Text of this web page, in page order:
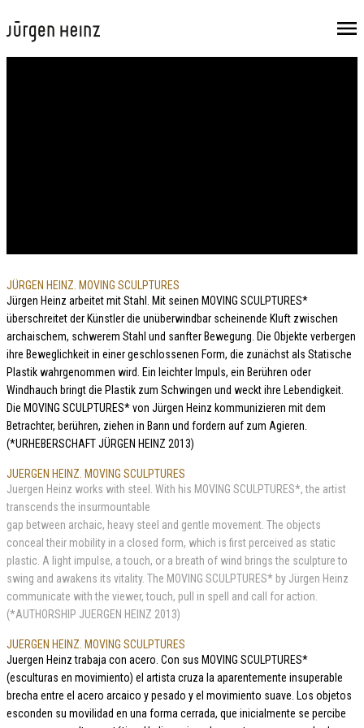
JÜRGEN HEINZ. MOVING SCULPTURES
Jürgen Heinz arbeitet mit Stahl. Mit seinen MOVING SCULPTURES*
überschreitet der Künstler die unüberwindbar scheinende Kluft zwischen
archaischem, schwerem Stahl und sanfter Bewegung. Die Objekte verbergen
ihre Beweglichkeit in einer geschlossenen Form, die zunächst als Statische
Plastik wahrgenommen wird. Ein leichter Impuls, ein Berühren oder
Windhauch bringt die Plastik zum Schwingen und weckt ihre Lebendigkeit.
Die MOVING SCULPTURES* von Jürgen Heinz kommunizieren mit dem
Betrachter, berühren, ziehen in Bann und fordern auf zum Agieren.
(*URHEBERSCHAFT JÜRGEN HEINZ 2013)
JUERGEN HEINZ. MOVING SCULPTURES
Juergen Heinz works with steel. With his MOVING SCULPTURES*, the artist
transcends the insurmountable
gap between archaic, heavy steel and gentle movement. The objects
conceal their mobility in a closed form, which is first perceived as static
plastic. A light impulse, a touch, or a breath of wind brings the sculpture to
swing and awakens its vitality. The MOVING SCULPTURES* by Jürgen Heinz
communicate with the viewer, touch, pull in spell and call for action.
(*AUTHORSHIP JUERGEN HEINZ 2013)
JUERGEN HEINZ. MOVING SCULPTURES
Juergen Heinz trabaja con acero. Con sus MOVING SCULPTURES*
(esculturas en movimiento) el artista cruza la aparentemente insuperable
brecha entre el acero arcaico y pesado y el movimiento suave. Los objetos
esconden su movilidad en una forma cerrada, que inicialmente se percibe